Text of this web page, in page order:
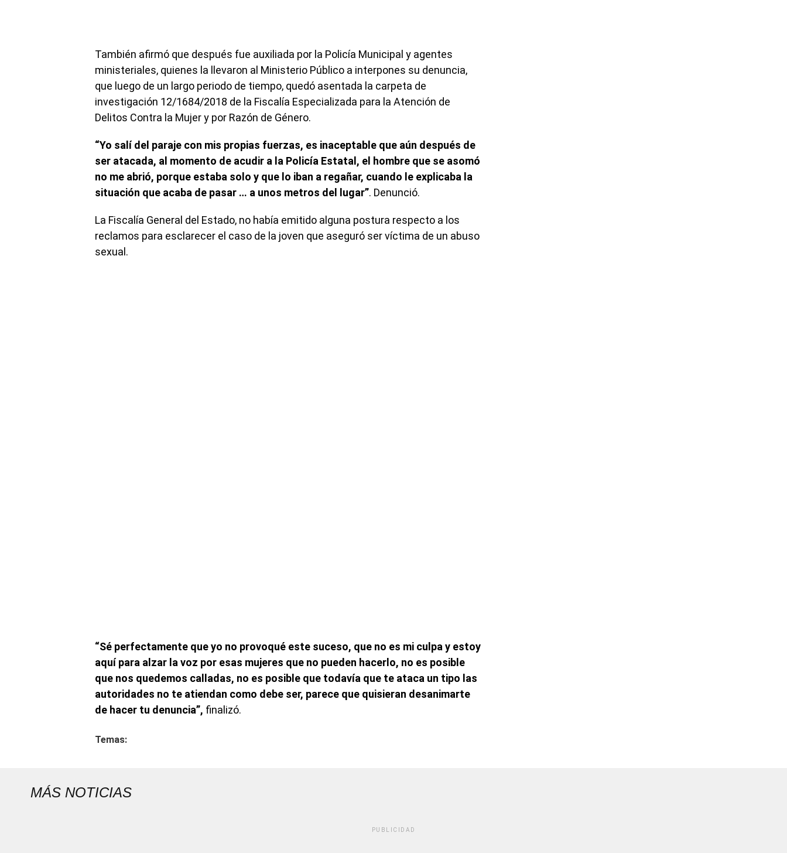
También afirmó que después fue auxiliada por la Policía Municipal y agentes
ministeriales, quienes la llevaron al Ministerio Público a interpones su denuncia,
que luego de un largo periodo de tiempo, quedó asentada la carpeta de
investigación 12/1684/2018 de la Fiscalía Especializada para la Atención de
Delitos Contra la Mujer y por Razón de Género.
“Yo salí del paraje con mis propias fuerzas, es inaceptable que aún después de
ser atacada, al momento de acudir a la Policía Estatal, el hombre que se asomó
no me abrió, porque estaba solo y que lo iban a regañar, cuando le explicaba la
situación que acaba de pasar … a unos metros del lugar”. Denunció.
La Fiscalía General del Estado, no había emitido alguna postura respecto a los
reclamos para esclarecer el caso de la joven que aseguró ser víctima de un abuso
sexual.
“Sé perfectamente que yo no provoqué este suceso, que no es mi culpa y estoy
aquí para alzar la voz por esas mujeres que no pueden hacerlo, no es posible
que nos quedemos calladas, no es posible que todavía que te ataca un tipo las
autoridades no te atiendan como debe ser, parece que quisieran desanimarte
de hacer tu denuncia”, finalizó.
Temas:
MÁS NOTICIAS
PUBLICIDAD